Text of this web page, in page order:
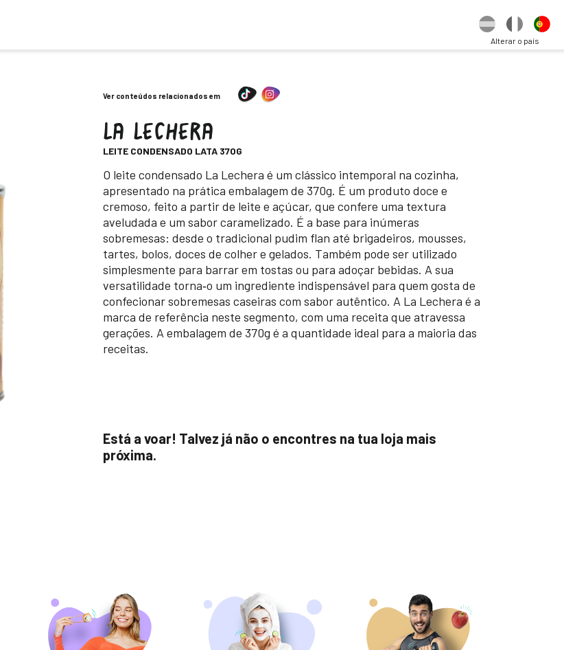
Alterar o país
Ver conteúdos relacionados em
LA LECHERA
LEITE CONDENSADO LATA 370G
Descripción
O leite condensado La Lechera é um clássico intemporal na cozinha,
apresentado na prática embalagem de 370g. É um produto doce e
cremoso, feito a partir de leite e açúcar, que confere uma textura
aveludada e um sabor caramelizado. É a base para inúmeras
sobremesas: desde o tradicional pudim flan até brigadeiros, mousses,
tartes, bolos, doces de colher e gelados. Também pode ser utilizado
simplesmente para barrar em tostas ou para adoçar bebidas. A sua
versatilidade torna‑o um ingrediente indispensável para quem gosta de
confecionar sobremesas caseiras com sabor autêntico. A La Lechera é a
marca de referência neste segmento, com uma receita que atravessa
gerações. A embalagem de 370g é a quantidade ideal para a maioria das
receitas.
Está a voar! Talvez já não o encontres na tua loja mais
próxima.